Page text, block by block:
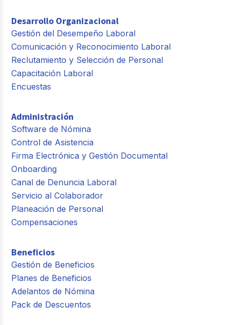
Desarrollo Organizacional
Gestión del Desempeño Laboral
Comunicación y Reconocimiento Laboral
Reclutamiento y Selección de Personal
Capacitación Laboral
Encuestas
Administración
Software de Nómina
Control de Asistencia
Firma Electrónica y Gestión Documental
Onboarding
Canal de Denuncia Laboral
Servicio al Colaborador
Planeación de Personal
Compensaciones
Beneficios
Gestión de Beneficios
Planes de Beneficios
Adelantos de Nómina
Pack de Descuentos